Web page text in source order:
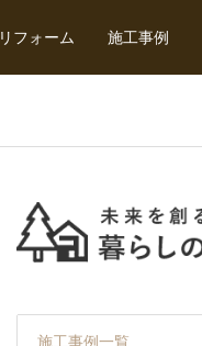
リフォーム 施工事例
施工事例一覧